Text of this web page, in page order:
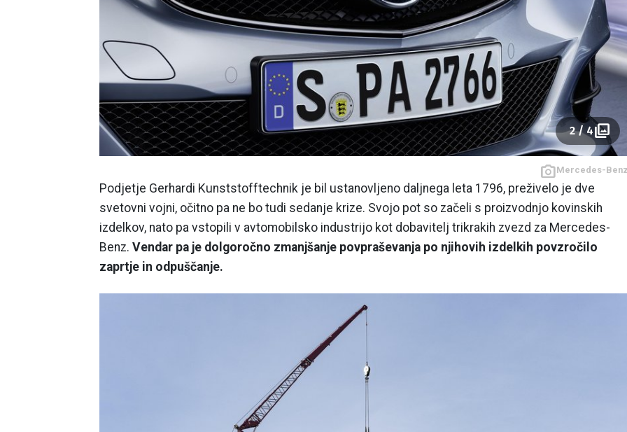
2 / 4
Mercedes-
Podjetje Gerhardi Kunststofftechnik je bil ustanovljeno daljnega leta 1796, preživelo je dve
svetovni vojni, očitno pa ne bo tudi sedanje krize. Svojo pot so začeli s proizvodnjo kovinskih
izdelkov, nato pa vstopili v avtomobilsko industrijo kot dobavitelj trikrakih zvezd za Mercedes-
Benz. Vendar pa je dolgoročno zmanjšanje povpraševanja po njihovih izdelkih povzročilo
zaprtje in odpuščanje.